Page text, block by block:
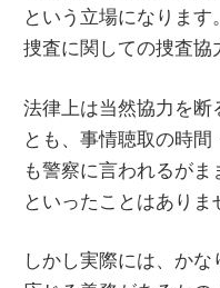
という立場になりま
捜査に関しての捜査協
法律上は当然協力を断
とも、事情聴取の時
も警察に言われるが
といったことはありま
しかし実際には、か